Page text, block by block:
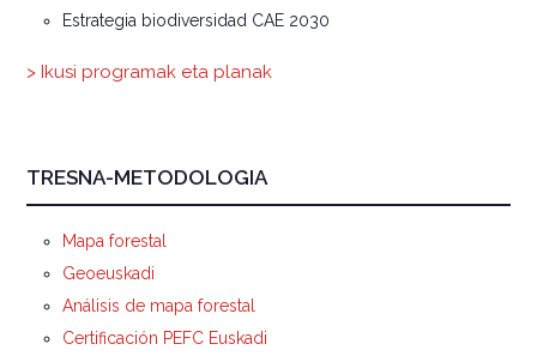
Estrategia biodiversidad CAE 2030
> Ikusi programak eta planak
TRESNA-METODOLOGIA
Mapa forestal
Geoeuskadi
Análisis de mapa forestal
Certificación PEFC Euskadi